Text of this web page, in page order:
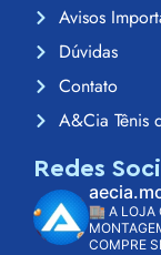
Avisos
Dúvidas
Contato
A&Cia Tênis
Redes
🏬 A LOJA
MONTAGEM
COMPRE